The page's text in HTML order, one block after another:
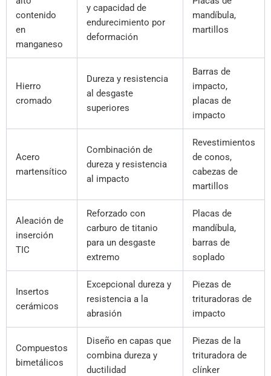
contenido
en
manganeso
y capacidad de
endurecimiento por
deformación
mandíbula,
martillos
Hierro
cromado
Dureza y resistencia
al desgaste
superiores
Barras de
impacto,
placas de
impacto
Acero
martensítico
Combinación de
dureza y resistencia
al impacto
Revestimientos
de conos,
cabezas de
martillos
Aleación de
inserción
TIC
Reforzado con
carburo de titanio
para un desgaste
extremo
Placas de
mandíbula,
barras de
soplado
Insertos
cerámicos
Excepcional dureza y
resistencia a la
abrasión
Piezas de
trituradoras de
impacto
Compuestos
bimetálicos
Diseño en capas que
combina dureza y
ductilidad
Piezas de la
trituradora de
clínker